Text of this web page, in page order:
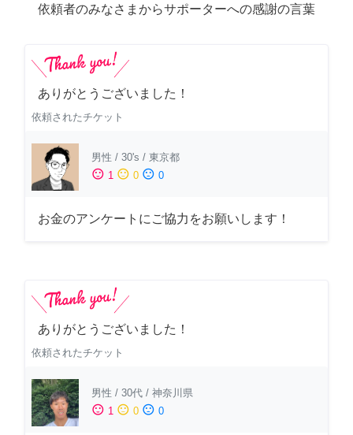
依頼者のみなさまからサポーターへの感謝の言葉
ありがとうございました！
依頼されたチケット
男性 / 30's / 東京都
sentiment_satisfied 1 sentiment_neutral 0 sentiment_dissatisfied 0
お金のアンケートにご協力をお願いします！
ありがとうございました！
依頼されたチケット
男性 / 30代 / 神奈川県
sentiment_satisfied 1 sentiment_neutral 0 sentiment_dissatisfied 0